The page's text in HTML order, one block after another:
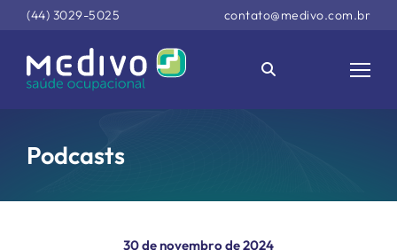
(44) 3029-5025 contato@medivo.com.br
Podcasts
30 de novembro de 2024